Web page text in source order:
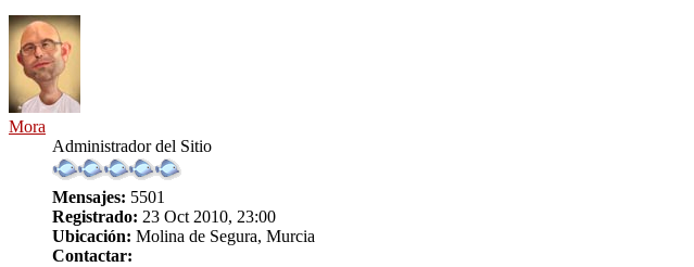
Mora
Administrador del Sitio
Mensajes: 5501
Registrado: 23 Oct 2010, 23:00
Ubicación: Molina de Segura, Murcia
Contactar: